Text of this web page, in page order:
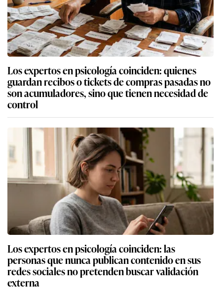
Los expertos en psicología coinciden: quienes
guardan recibos o tickets de compras pasadas no
son acumuladores, sino que tienen necesidad de
control
Los expertos en psicología coinciden: las
personas que nunca publican contenido en sus
redes sociales no pretenden buscar validación
externa